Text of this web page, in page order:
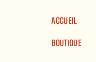
ACCUEIL
BOUTIQUE